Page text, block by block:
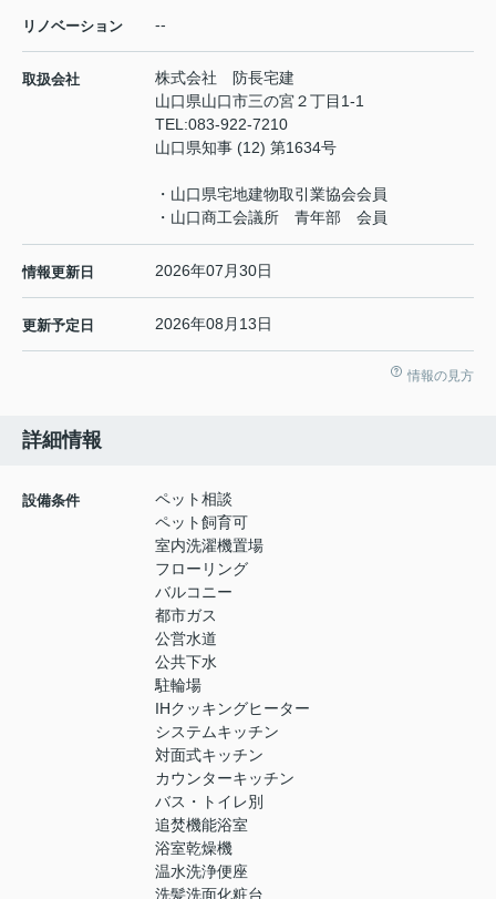
リノベーション --
取扱会社
株式会社 防長宅建
山口県山口市三の宮２丁目1-1
TEL:083-922-7210
山口県知事 (12) 第1634号
・山口県宅地建物取引業協会会員
・山口商工会議所 青年部 会員
情報更新日 2026年07月30日
更新予定日 2026年08月13日
情報の見方
詳細情報
設備条件
ペット相談
ペット飼育可
室内洗濯機置場
フローリング
バルコニー
都市ガス
公営水道
公共下水
駐輪場
IHクッキングヒーター
システムキッチン
対面式キッチン
カウンターキッチン
バス・トイレ別
追焚機能浴室
浴室乾燥機
温水洗浄便座
洗髪洗面化粧台